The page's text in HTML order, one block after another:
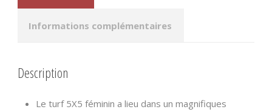
Informations complémentaires
Description
Le turf 5X5 féminin a lieu dans un magnifiques